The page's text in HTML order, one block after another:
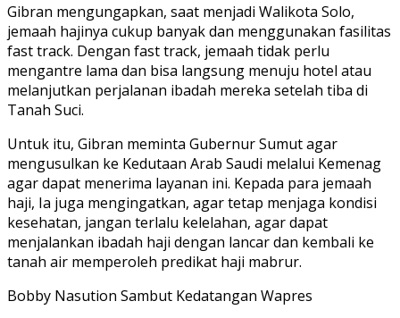
Gibran mengungapkan, saat menjadi Walikota Solo,
jemaah hajinya cukup banyak dan menggunakan fasilitas
fast track. Dengan fast track, jemaah tidak perlu
mengantre lama dan bisa langsung menuju hotel atau
melanjutkan perjalanan ibadah mereka setelah tiba di
Tanah Suci.
Untuk itu, Gibran meminta Gubernur Sumut agar
mengusulkan ke Kedutaan Arab Saudi melalui Kemenag
agar dapat menerima layanan ini. Kepada para jemaah
haji, Ia juga mengingatkan, agar tetap menjaga kondisi
kesehatan, jangan terlalu kelelahan, agar dapat
menjalankan ibadah haji dengan lancar dan kembali ke
tanah air memperoleh predikat haji mabrur.
Bobby Nasution Sambut Kedatangan Wapres